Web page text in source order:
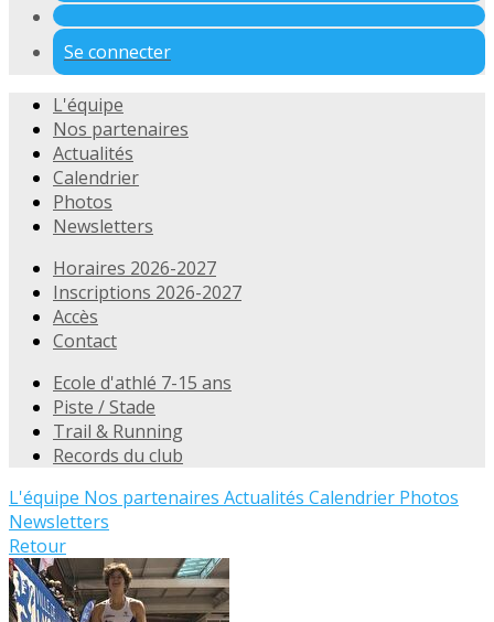
Se connecter
L'équipe
Nos partenaires
Actualités
Calendrier
Photos
Newsletters
Horaires 2026-2027
Inscriptions 2026-2027
Accès
Contact
Ecole d'athlé 7-15 ans
Piste / Stade
Trail & Running
Records du club
L'équipe Nos partenaires Actualités Calendrier Photos
Newsletters
Retour